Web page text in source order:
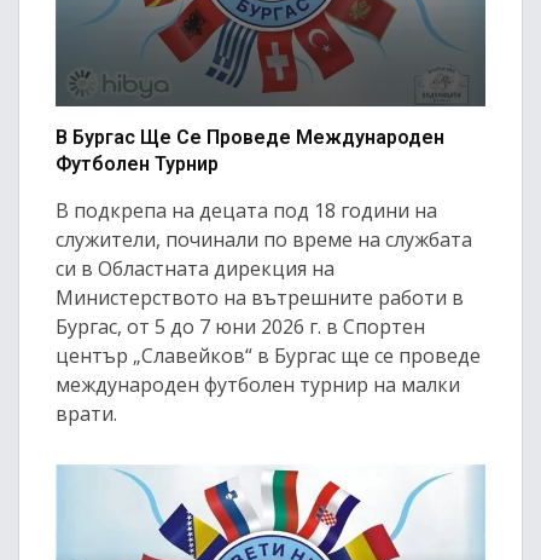
В Бургас Ще Се Проведе Международен
Футболен Турнир
В подкрепа на децата под 18 години на
служители, починали по време на службата
си в Областната дирекция на
Министерството на вътрешните работи в
Бургас, от 5 до 7 юни 2026 г. в Спортен
център „Славейков“ в Бургас ще се проведе
международен футболен турнир на малки
врати.